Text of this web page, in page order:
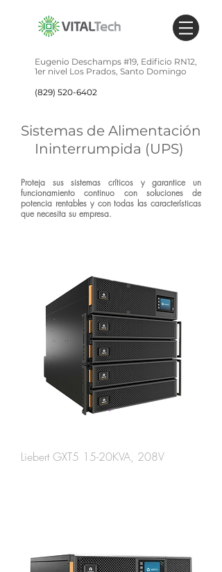
Eugenio Deschamps #19, Edificio RN12,
1er nivel Los Prados, Santo Domingo
(829) 520-6402
Sistemas de Alimentación
Ininterrumpida (UPS)
Proteja sus sistemas críticos y garantice un
funcionamiento continuo con soluciones de
potencia rentables y con todas las características
que necesita su empresa.
Liebert GXT5 15-20KVA, 208V